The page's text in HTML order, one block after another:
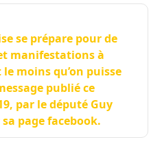
se prépare pour de
manifestations à
le moins qu’on puisse
publié ce
par le député Guy
page facebook.